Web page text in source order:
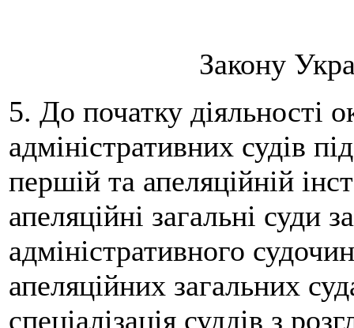
Закону
5. До початку діяльності
адміністративних судів
першій та апеляційній
апеляційні загальні суди
адміністративного
апеляційних загальних
спеціалізація суддів з